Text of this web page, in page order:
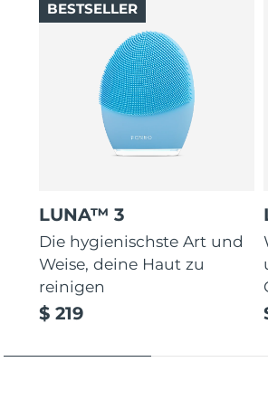
LUNA™ 3
Die hygienischste Art und
Weise, deine Haut zu
reinigen
$ 219
BESTSELLER